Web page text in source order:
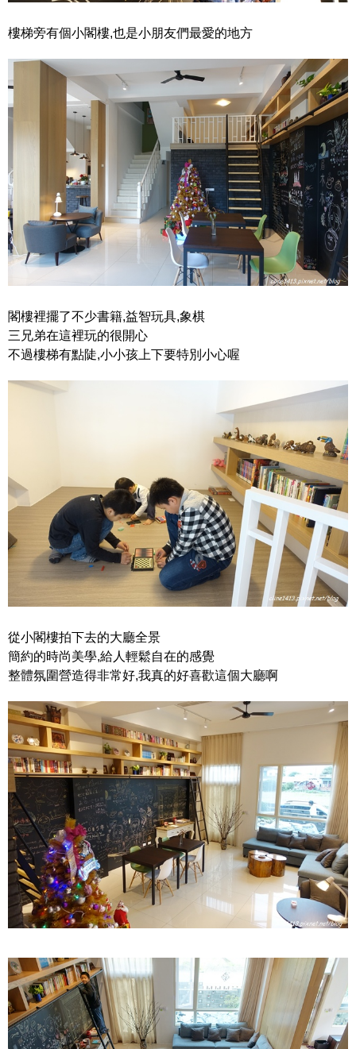
樓梯旁有個小閣樓,也是小朋友們最愛的地方
閣樓裡擺了不少書籍,益智玩具,象棋
三兄弟在這裡玩的很開心
不過樓梯有點陡,小小孩上下要特別小心喔
從小閣樓拍下去的大廳全景
簡約的時尚美學,給人輕鬆自在的感覺
整體氛圍營造得非常好,我真的好喜歡這個大廳啊